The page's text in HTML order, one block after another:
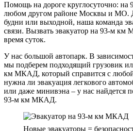
Помощь на дороге круглосуточно:
любом другом районе Москвы и МО.
будни или выходной, наша команда
связи. Вызвать эвакуатор на 93-м
время суток.
У нас большой автопарк. В
мы подберем подходящий грузовик
км МКАД, который справится с
нужна ли эвакуация легкового
или даже минивэна – у нас найдется
93-м км МКАД.
Новые эвакуаторы =